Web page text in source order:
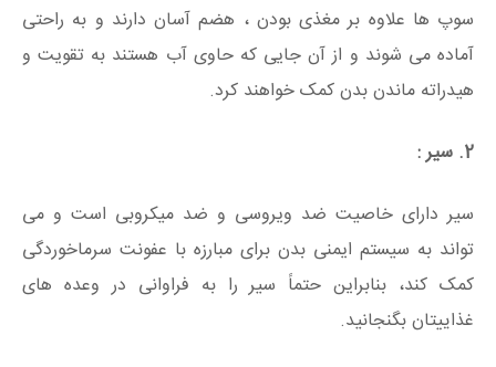
سوپ ها علاوه بر مغذی بودن ، هضم آسان دارند و به راحتی
آماده می شوند و از آن جایی که حاوی آب هستند به تقویت و
هیدراته ماندن بدن کمک خواهند کرد.
2. سیر :
سیر دارای خاصیت ضد ویروسی و ضد میکروبی است و می
تواند به سیستم ایمنی بدن برای مبارزه با عفونت سرماخوردگی
کمک کند، بنابراین حتماً سیر را به فراوانی در وعده های
غذاییتان بگنجانید.